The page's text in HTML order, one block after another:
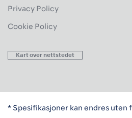
Privacy Policy
Cookie Policy
Kart over nettstedet
* Spesifikasjoner kan endres uten